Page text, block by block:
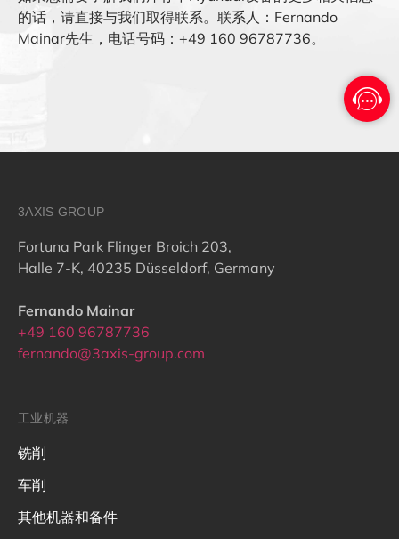
的话，请直接与我们取得联系。联系人：Fernando
Mainar先生，电话号码：+49 160 96787736。
3AXIS GROUP
Fortuna Park Flinger Broich 203,
Halle 7-K, 40235 Düsseldorf, Germany
Fernando Mainar
+49 160 96787736
fernando@3axis-group.com
工业机器
铣削
车削
其他机器和备件